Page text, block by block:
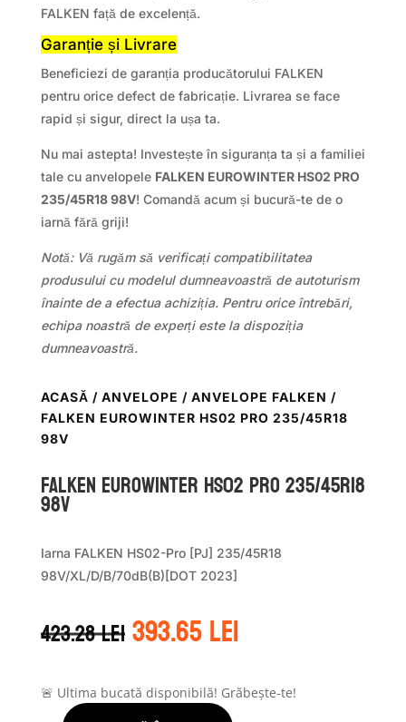
FALKEN față de excelență.
Garanție și Livrare
Beneficiezi de garanția producătorului FALKEN
pentru orice defect de fabricație. Livrarea se face
rapid și sigur, direct la ușa ta.
Nu mai astepta! Investește în siguranța ta și a familiei
tale cu anvelopele FALKEN EUROWINTER HS02 PRO
235/45R18 98V! Comandă acum și bucură-te de o
iarnă fără griji!
Notă: Vă rugăm să verificați compatibilitatea
produsului cu modelul dumneavoastră de autoturism
înainte de a efectua achiziția. Pentru orice întrebări,
echipa noastră de experți este la dispoziția
dumneavoastră.
ACASĂ / ANVELOPE / ANVELOPE FALKEN /
FALKEN EUROWINTER HS02 PRO 235/45R18
98V
Falken EUROWINTER HS02 PRO 235/45R18
98V
Iarna FALKEN HS02-Pro [PJ] 235/45R18
98V/XL/D/B/70dB(B)[DOT 2023]
423.28leiPrețul
inițial
fost:
423.28 lei.
393.65leiPrețul
curent
393.65 lei.
🚨 Ultima bucată disponibilă! Grăbește-te!